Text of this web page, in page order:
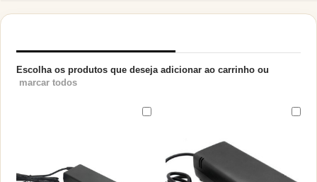
Escolha os produtos que deseja adicionar ao carrinho ou
marcar todos